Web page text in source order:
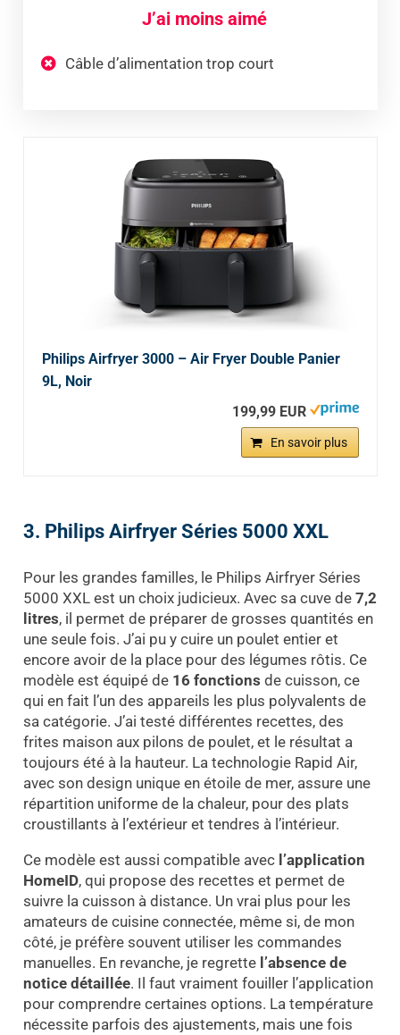
J’ai moins aimé
Câble d’alimentation trop court
Philips Airfryer 3000 – Air Fryer Double Panier
9L, Noir
199,99 EUR
En savoir plus
3. Philips Airfryer Séries 5000 XXL
Pour les grandes familles, le Philips Airfryer Séries
5000 XXL est un choix judicieux. Avec sa cuve de 7,2
litres, il permet de préparer de grosses quantités en
une seule fois. J’ai pu y cuire un poulet entier et
encore avoir de la place pour des légumes rôtis. Ce
modèle est équipé de 16 fonctions de cuisson, ce
qui en fait l’un des appareils les plus polyvalents de
sa catégorie. J’ai testé différentes recettes, des
frites maison aux pilons de poulet, et le résultat a
toujours été à la hauteur. La technologie Rapid Air,
avec son design unique en étoile de mer, assure une
répartition uniforme de la chaleur, pour des plats
croustillants à l’extérieur et tendres à l’intérieur.
Ce modèle est aussi compatible avec l’application
HomeID, qui propose des recettes et permet de
suivre la cuisson à distance. Un vrai plus pour les
amateurs de cuisine connectée, même si, de mon
côté, je préfère souvent utiliser les commandes
manuelles. En revanche, je regrette l’absence de
notice détaillée. Il faut vraiment fouiller l’application
pour comprendre certaines options. La température
nécessite parfois des ajustements, mais une fois